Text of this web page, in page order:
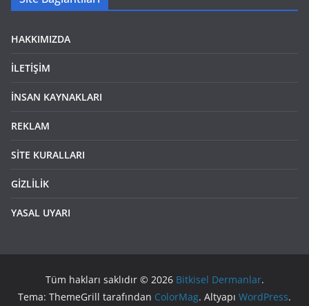
HAKKIMIZDA
İLETİŞİM
İNSAN KAYNAKLARI
REKLAM
SİTE KURALLARI
GİZLİLİK
YASAL UYARI
Tüm hakları saklıdır © 2026 Bitkisel Dermanlar.
Tema: ThemeGrill tarafından ColorMag. Altyapı WordPress.